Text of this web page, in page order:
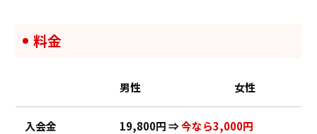
料金
男性 女性
入会金 19,800円 ⇒今なら3,000円